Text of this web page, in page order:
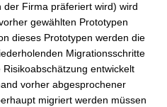
der Firma präferiert wird) wird
gewählten Prototypen
dieses Prototypen werden die
Migrationsschritte
entwickelt
vorher abgesprochener
migriert werden müssen